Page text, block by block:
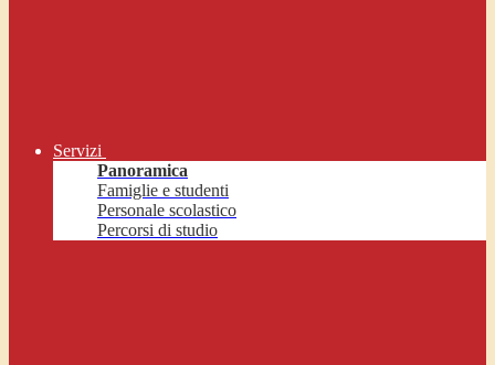
Servizi
Panoramica
Famiglie e studenti
Personale scolastico
Percorsi di studio